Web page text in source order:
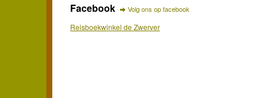
Facebook Volg ons op facebook
Reisboekwinkel de Zwerver